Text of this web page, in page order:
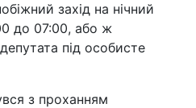
захід на нічний
до 07:00, або ж
під особисте
з проханням